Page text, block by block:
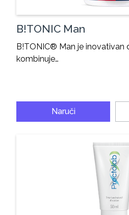
B!TONIC Man
B!TONIC® Man je inovativan
kombinuje…
Naruči